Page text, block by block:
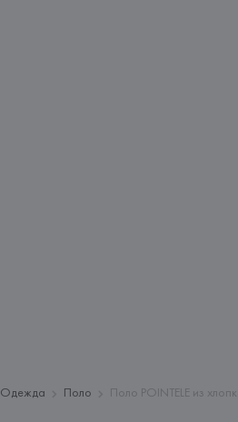
Одежда Поло Поло POINTELE из